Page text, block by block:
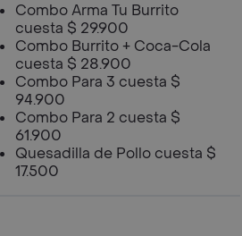
Combo Arma Tu Burrito
cuesta $ 29.900
Combo Burrito + Coca-Cola
cuesta $ 28.900
Combo Para 3 cuesta $
94.900
Combo Para 2 cuesta $
61.900
Quesadilla de Pollo cuesta $
17.500